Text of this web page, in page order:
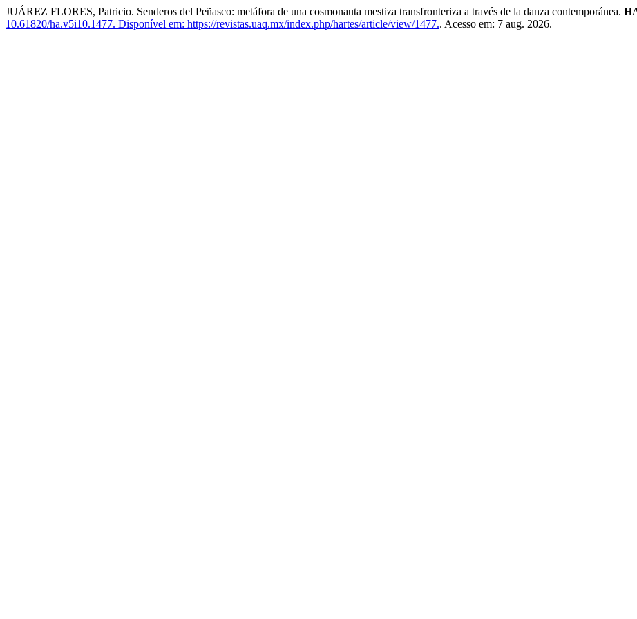
JUÁREZ FLORES, Patricio. Senderos del Peñasco: metáfora de una cosmonauta mestiza transfronteriza a través de la danza contemporánea.
10.61820/ha.v5i10.1477. Disponível em: https://revistas.uaq.mx/index.php/hartes/article/view/1477.. Acesso em: 7 aug. 2026.